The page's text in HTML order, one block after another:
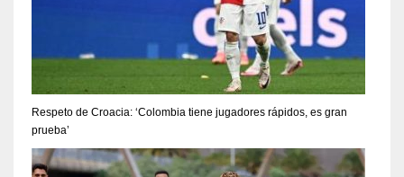
Respeto de Croacia: ‘Colombia tiene jugadores rápidos, es gran
prueba’